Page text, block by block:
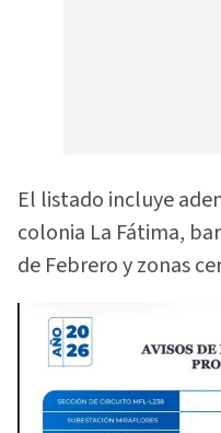
El listado incluye
colonia La Fátima,
de Febrero y zonas